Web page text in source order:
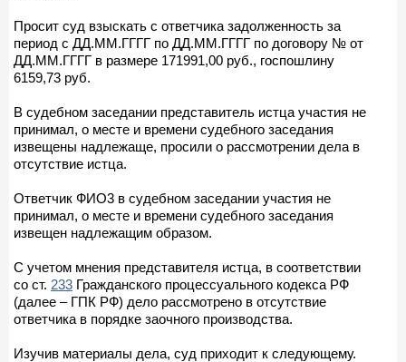
Просит суд взыскать с ответчика задолженность за
период с ДД.ММ.ГГГГ по ДД.ММ.ГГГГ по договору № от
ДД.ММ.ГГГГ в размере 171991,00 руб., госпошлину
6159,73 руб.
В судебном заседании представитель истца участия не
принимал, о месте и времени судебного заседания
извещены надлежаще, просили о рассмотрении дела в
отсутствие истца.
Ответчик ФИО3 в судебном заседании участия не
принимал, о месте и времени судебного заседания
извещен надлежащим образом.
С учетом мнения представителя истца, в соответствии
со ст. 233 Гражданского процессуального кодекса РФ
(далее – ГПК РФ) дело рассмотрено в отсутствие
ответчика в порядке заочного производства.
Изучив материалы дела, суд приходит к следующему.